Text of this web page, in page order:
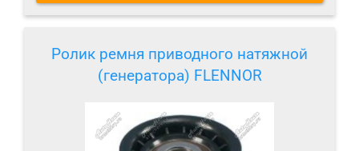
Ролик ремня приводного натяжной
(генератора) FLENNOR